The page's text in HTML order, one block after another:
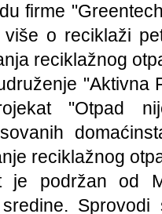
firme
o reciklaži
reciklažnog
"Aktivna
"Otpad
reciklažnog
je podržan od